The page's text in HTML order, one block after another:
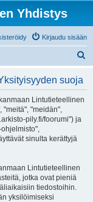
Yhdistys
Kirjaudu sisään
suoja
Lintutieteellinen
"meitä", "meidän",
pily.fi/foorumi") ja
sinulta kerättyjä
Lintutieteellinen
jotka ovat pieniä
tiedostoihin.
yksilöimiseksi